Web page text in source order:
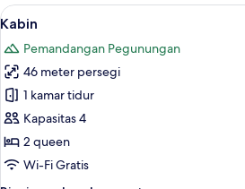
kamar
Lihat
semua
foto
untuk
Kabin
Kabin
6
Kabin
Pemandangan Pegunungan
46 meter persegi
1 kamar tidur
Kapasitas 4
2 queen
Wi-Fi Gratis